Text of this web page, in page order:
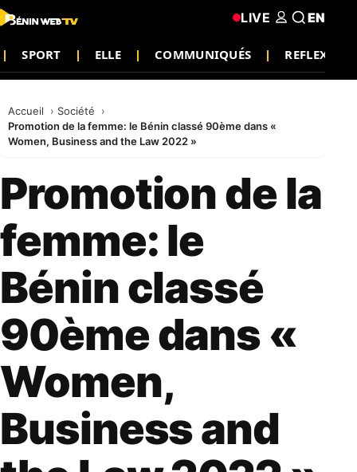
SPORT ELLE COMMUNIQUÉS REFLEXION
LIVE EN
Accueil
Société
Promotion de la femme: le Bénin classé 90ème dans «
Women, Business and the Law 2022 »
Promotion de la
femme: le
Bénin classé
90ème dans «
Women,
Business and